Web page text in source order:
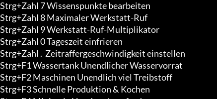
Strg+Zahl 7 Wissenspunkte bearbeiten
Strg+Zahl 8 Maximaler Werkstatt-Ruf
Strg+Zahl 9 Werkstatt-Ruf-Multiplikator
Strg+Zahl 0 Tageszeit einfrieren
Strg+Zahl .  Zeitraffergeschwindigkeit einstellen
Strg+F1 Wassertank Unendlicher Wasservorrat
Strg+F2 Maschinen Unendlich viel Treibstoff
Strg+F3 Schnelle Produktion & Kochen